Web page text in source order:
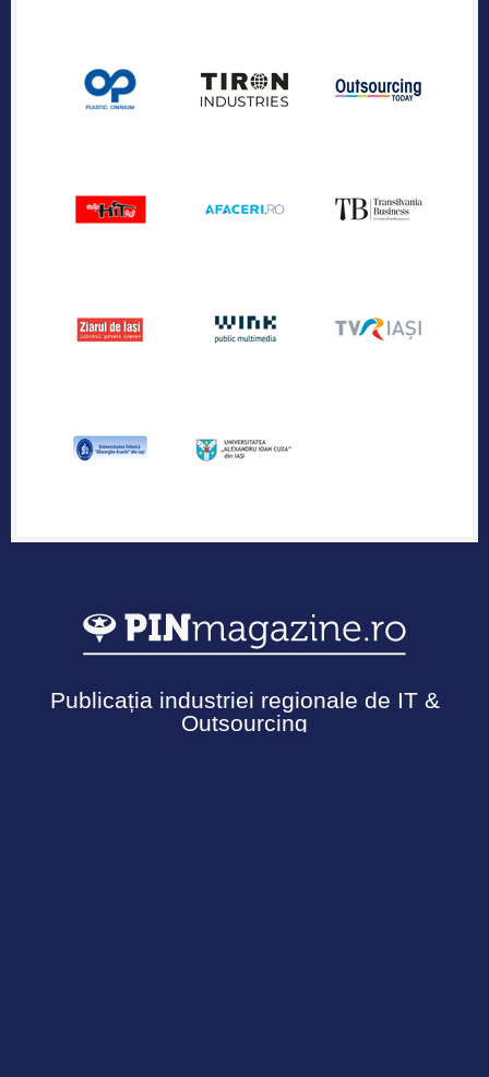
Publicația industriei regionale de IT &
Outsourcing